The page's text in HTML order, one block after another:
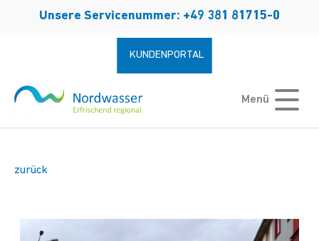
Unsere Servicenummer: +49 381 81715-0
KUNDENPORTAL
Menü
zurück